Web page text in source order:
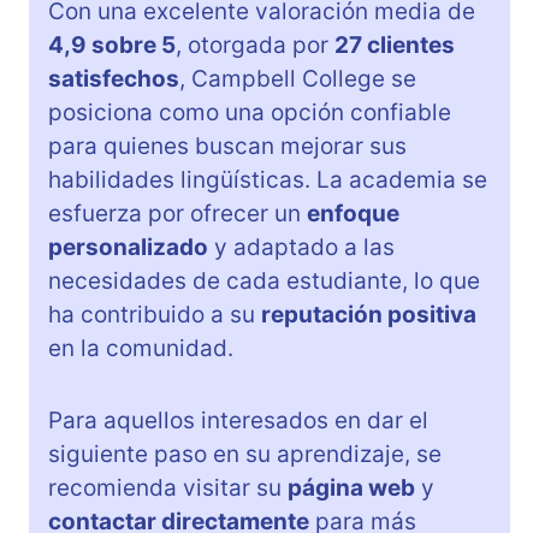
Con una excelente valoración media de
4,9 sobre 5, otorgada por 27 clientes
satisfechos, Campbell College se
posiciona como una opción confiable
para quienes buscan mejorar sus
habilidades lingüísticas. La academia se
esfuerza por ofrecer un enfoque
personalizado y adaptado a las
necesidades de cada estudiante, lo que
ha contribuido a su reputación positiva
en la comunidad.
Para aquellos interesados en dar el
siguiente paso en su aprendizaje, se
recomienda visitar su página web y
contactar directamente para más